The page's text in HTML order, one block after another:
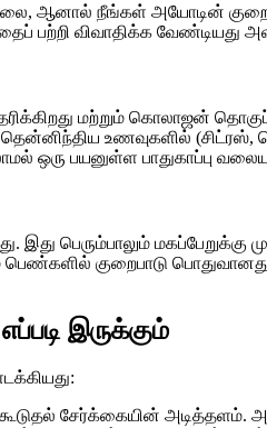
ஆனால் நீங்கள் அயோடின்
பற்றி விவாதிக்க வேண்டியது
மற்றும் கொலாஜன்
தென்னிந்திய உணவுகளில்
ஒரு பயனுள்ள பாதுகாப்பு
இது பெரும்பாலும்
குறைபாடு
இருக்கும்
கூடுதல் சேர்க்கையின் அடித்தளம்.